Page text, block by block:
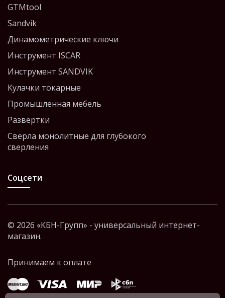
GTMtool
Sandvik
Динамометрические ключи
Инструмент ISCAR
Инструмент SANDVIK
Кулачки токарные
Промышленная мебель
Развёртки
Сверла монолитные для глубокого
сверления
Соцсети
© 2026 «КБН-Групп» - универсальный интернет-
магазин.